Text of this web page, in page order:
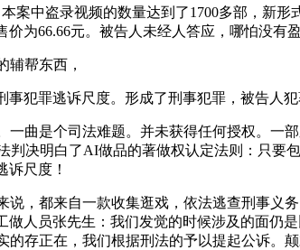
中盗录视频的数量达到了1700多部，新形
为66.66元。被告人未经人答应，哪怕没有
帮东西，
罪逃诉尺度。形成了刑事犯罪，被告人犯
是个司法难题。并未获得任何授权。一
决明白了AI做品的著做权认定法则：只要
尺度！
都来自一款收集逛戏，依法逃查刑事义
人员张先生：我们发觉的时候涉及的面仍
存正在，我们根据刑法的予以提起公诉。颠